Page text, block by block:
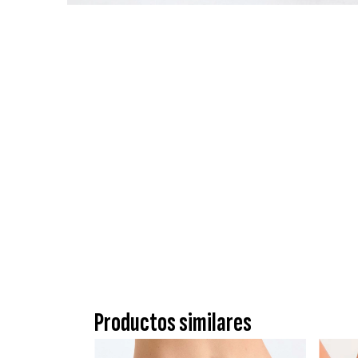
Productos similares